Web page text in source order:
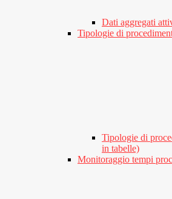
Dati aggregati
Tipologie di
Tipologie di
in tabelle)
Monitoraggio tempi